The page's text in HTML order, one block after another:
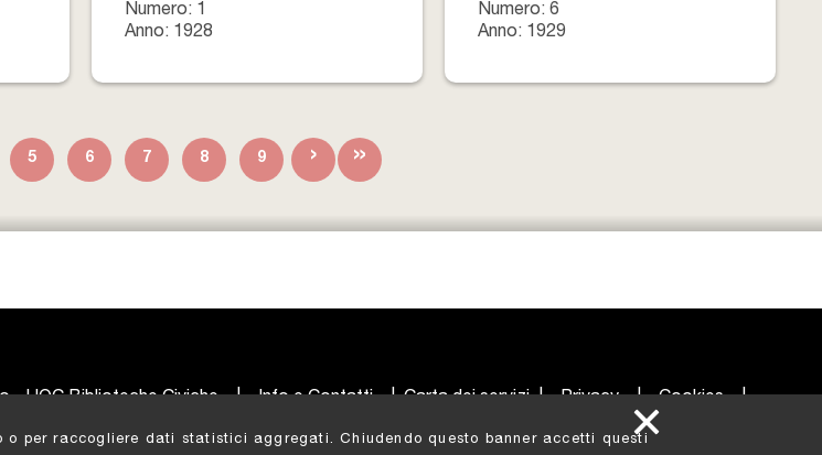
Numero: 1
Anno: 1928
Numero: 6
Anno: 1929
5 6 7 8 9 › »
- UOC Biblioteche Civiche | Info e Contatti |Carta dei servizi| Privacy | Cookies
|
per raccogliere dati statistici aggregati. Chiudendo questo banner accetti questi